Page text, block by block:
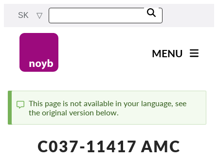
content
SK
navigation
MENU
orgánov
Status
message
This page is not available in your language, see
the original version below.
C037-11417 AMC